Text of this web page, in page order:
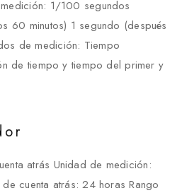
1/100 segundos
60 minutos) 1 segundo (después
de medición: Tiempo
de tiempo y tiempo del primer y
atrás Unidad de medición:
cuenta atrás: 24 horas Rango